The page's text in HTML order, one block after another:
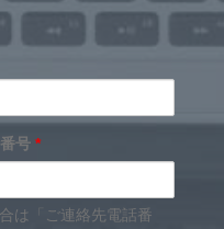
号 *
は「ご連絡先電話番